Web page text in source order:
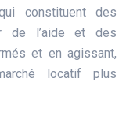
constituent des
de l’aide et des
et en agissant,
locatif plus